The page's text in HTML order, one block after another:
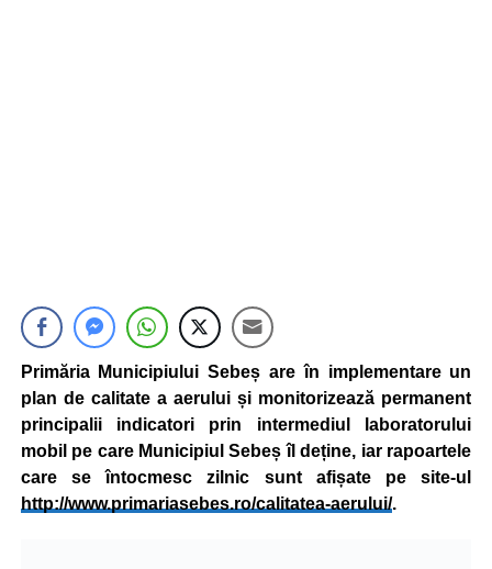
Primăria Municipiului Sebeș are în implementare un
plan de calitate a aerului și monitorizează permanent
principalii indicatori prin intermediul laboratorului
mobil pe care Municipiul Sebeș îl deține, iar rapoartele
care se întocmesc zilnic sunt afișate pe site-ul
http://www.primariasebes.ro/calitatea-aerului/.